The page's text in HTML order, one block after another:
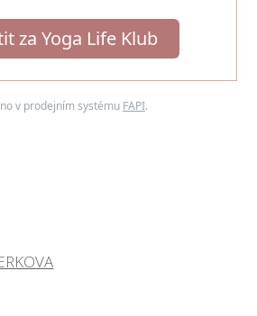
za Yoga Life Klub
v prodejním systému FAPI.